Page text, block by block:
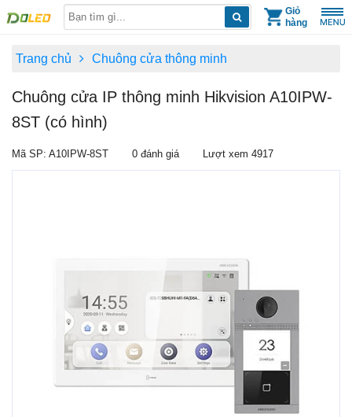
Giỏ
hàng
Trang chủ Chuông cửa thông minh
Chuông cửa IP thông minh Hikvision A10IPW-
8ST (có hình)
Mã SP: A10IPW-8ST 0 đánh giá Lượt xem 4917